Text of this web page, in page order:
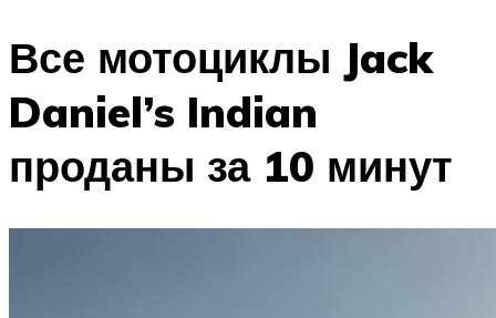
Все мотоциклы Jack
Daniel’s Indian
проданы за 10 минут